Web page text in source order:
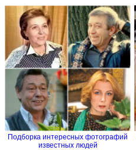
Подборка интересных фотографий
известных людей